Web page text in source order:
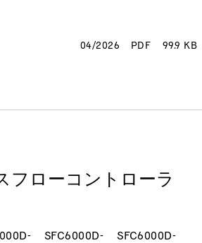
04/2026 PDF 99.9 KB
フローコントローラ
SFC6000D-
SFC6000D-